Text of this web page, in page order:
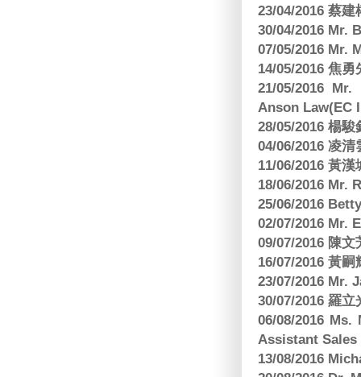
23/04/2016 蔡
30/04/2016 Mr.
07/05/2016 Mr.
14/05/2016 焦
21/05/2016
Anson Law(EC
28/05/2016 楊
04/06/2016 凌
11/06/2016 黃
18/06/2016 Mr.
25/06/2016
02/07/2016 Mr.
09/07/2016 陳
16/07/2016 黃
23/07/2016 Mr.
30/07/2016 羅
06/08/2016
Assistant Sales
13/08/2016